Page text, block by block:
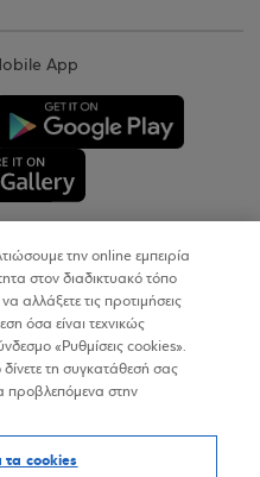
App
© 2026
Διαδικτυακό Τόπο
την online εμπειρία
στον διαδικτυακό τόπο
αλλάξετε τις προτιμήσεις
όσα είναι τεχνικώς
«Ρυθμίσεις cookies».
τη συγκατάθεσή σας
προβλεπόμενα στην
τα cookies